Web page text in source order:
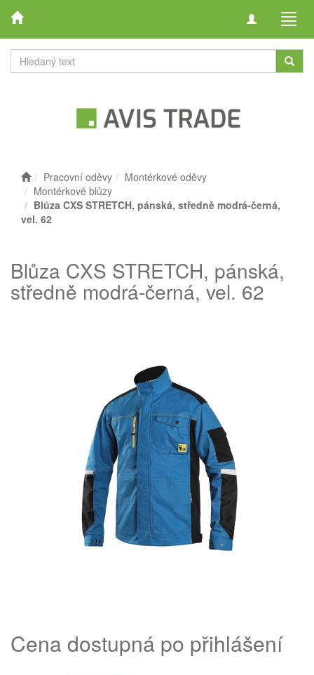
Toggle
Pracovní oděvy
Montérkové oděvy
Montérkové blůzy
Blůza CXS STRETCH, pánská, středně modrá-černá,
vel. 62
Blůza CXS STRETCH, pánská,
středně modrá-černá, vel. 62
Cena dostupná po přihlášení